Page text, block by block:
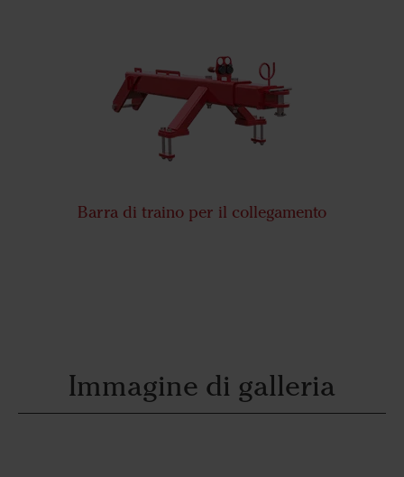
Barra di traino per il collegamento
Immagine di galleria